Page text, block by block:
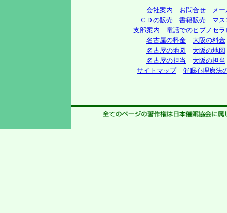
会社案内 お問合せ
メ
ＣＤの販売
書籍販売
マ
支部案内
電話でのヒプノセラ
名古屋の料金
大阪の料金
名古屋の地図
大阪の地図
名古屋の担当
大阪の担当
サイトマップ
催眠心理療法